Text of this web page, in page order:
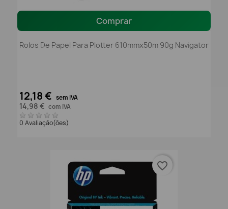
Comprar
Rolos De Papel Para Plotter 610mmx50m 90g Navigator
12,18 € sem IVA
14,98 € com IVA
0 Avaliação(ões)
favorite_border